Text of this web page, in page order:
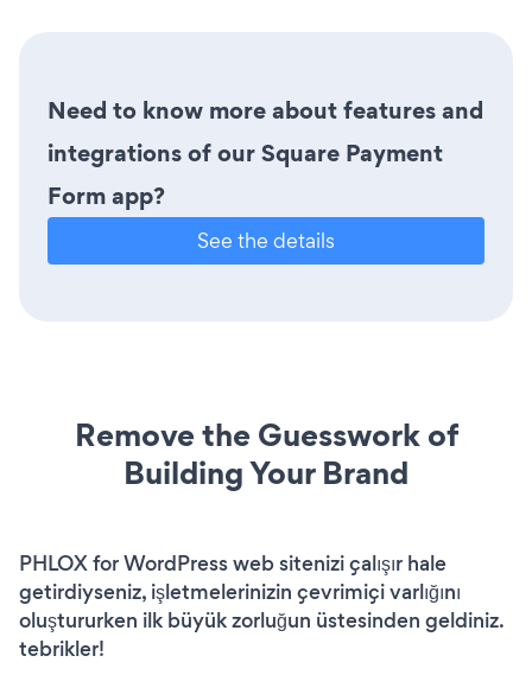
Need to know more about features and
integrations of our Square Payment
Form app?
See the details
Remove the Guesswork of
Building Your Brand
PHLOX for WordPress web sitenizi çalışır hale
getirdiyseniz, işletmelerinizin çevrimiçi varlığını
oluştururken ilk büyük zorluğun üstesinden geldiniz.
tebrikler!